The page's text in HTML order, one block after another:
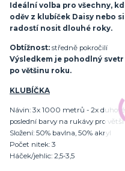
Ideální volba pro všechny,
oděv z klubíček Daisy nebo
radostí nosit dlouhé roky.
Obtížnost: středně pokročilí
Výsledkem je pohodlný
po většinu roku.
KLUBÍČKA
Návin: 3x 1000 metrů - 2x
poslední barvy na rukávy pro větší
Složení: 50% bavlna, 50% akryl
Počet nitek: 3
Háček/jehlic: 2,5-3,5